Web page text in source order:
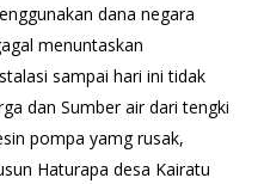
dana negara
menuntaskan
sampai hari ini tidak
dan Sumber air dari tengki
pompa yamg rusak,
Haturapa desa Kairatu